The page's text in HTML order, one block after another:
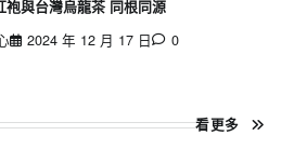
袍與台灣烏龍茶 同根同源
2024 年 12 月 17 日 0
看更多